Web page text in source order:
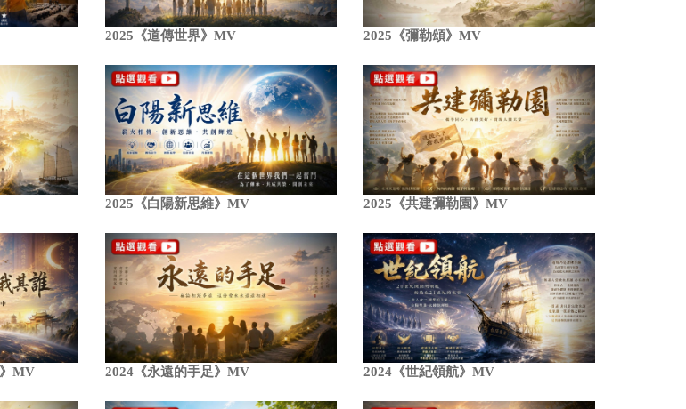
2025《道傳世界》MV 2025《彌勒頌》MV
2025《白陽新思維》MV 2025《共建彌勒園》MV
MV 2024《永遠的手足》MV 2024《世紀領航》MV